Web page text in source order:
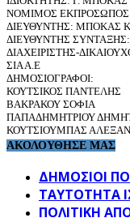
ΝΟΜΙΜΟΣ
ΔΙΕΥΘΥΝΤΗΣ: ΜΠΟΚΑΣ
ΔΙΕΥΘΥΝΤΗΣ
ΔΙΑΧΕΙΡΙΣΤΗΣ-
ΣΙΑ Α.Ε
ΔΗΜΟΣΙΟΓΡΑΦΟΙ:
ΚΟΥΤΣΙΚΟΣ ΠΑΝΤΕΛΗΣ
ΒΑΚΡΑΚΟΥ ΣΟΦΙΑ
ΠΑΠΑΔΗΜΗΤΡΙΟΥ
ΚΟΥΤΣΙΟΥΜΠΑΣ
ΑΚΟΛΟΥΘΗΣΕ ΜΑΣ
ΔΗΜΟΣΙΟΙ
ΤΑΥΤΌΤΗΤΑ
ΠΟΛΙΤΙΚΉ